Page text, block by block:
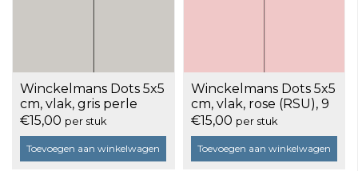
Winckelmans Dots 5x5
cm, vlak, gris perle
(PER), 9 mm dik, doos
a 25 stuks
€15,00 per stuk
Toevoegen aan winkelwagen
Winckelmans Dots 5x5
cm, vlak, rose (RSU), 9
mm dik, doos a 25
stuks
€15,00 per stuk
Toevoegen aan winkelwagen